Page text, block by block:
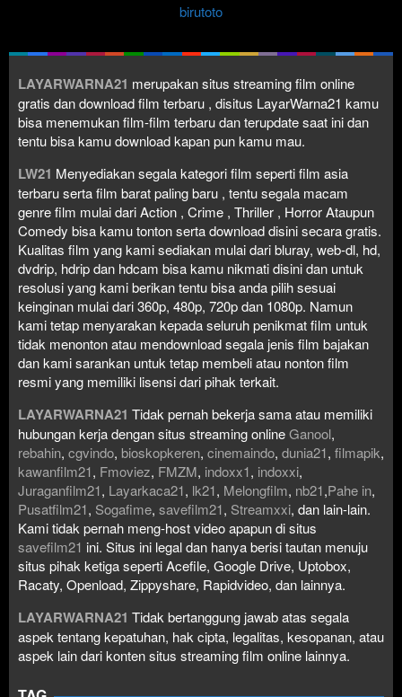
birutoto
LAYARWARNA21 merupakan situs streaming film online
gratis dan download film terbaru , disitus LayarWarna21 kamu
bisa menemukan film-film terbaru dan terupdate saat ini dan
tentu bisa kamu download kapan pun kamu mau.
LW21 Menyediakan segala kategori film seperti film asia
terbaru serta film barat paling baru , tentu segala macam
genre film mulai dari Action , Crime , Thriller , Horror Ataupun
Comedy bisa kamu tonton serta download disini secara gratis.
Kualitas film yang kami sediakan mulai dari bluray, web-dl, hd,
dvdrip, hdrip dan hdcam bisa kamu nikmati disini dan untuk
resolusi yang kami berikan tentu bisa anda pilih sesuai
keinginan mulai dari 360p, 480p, 720p dan 1080p. Namun
kami tetap menyarakan kepada seluruh penikmat film untuk
tidak menonton atau mendownload segala jenis film bajakan
dan kami sarankan untuk tetap membeli atau nonton film
resmi yang memiliki lisensi dari pihak terkait.
LAYARWARNA21 Tidak pernah bekerja sama atau memiliki
hubungan kerja dengan situs streaming onlineGanool,
rebahin, cgvindo, bioskopkeren, cinemaindo, dunia21, filmapik,
kawanfilm21, Fmoviez, FMZM, indoxx1, indoxxi,
Juraganfilm21, Layarkaca21, lk21, Melongfilm, nb21,Pahe in,
Pusatfilm21, Sogafime, savefilm21, Streamxxi, dan lain-lain.
Kami tidak pernah meng-host video apapun di situs
savefilm21 ini. Situs ini legal dan hanya berisi tautan menuju
situs pihak ketiga seperti Acefile, Google Drive, Uptobox,
Racaty, Openload, Zippyshare, Rapidvideo, dan lainnya.
LAYARWARNA21 Tidak bertanggung jawab atas segala
aspek tentang kepatuhan, hak cipta, legalitas, kesopanan, atau
aspek lain dari konten situs streaming film online lainnya.